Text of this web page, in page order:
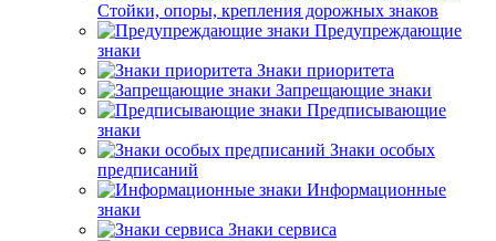
Стойки, опоры, крепления дорожных знаков
Предупреждающие
знаки
Знаки приоритета
Запрещающие знаки
Предписывающие
знаки
Знаки особых
предписаний
Информационные
знаки
Знаки сервиса